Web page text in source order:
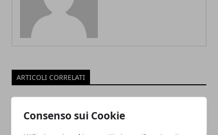
Consenso sui Cookie
ARTICOLI CORRELATI